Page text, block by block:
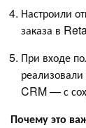
Настроили
заказа в
При входе
CRM — с
Почему это